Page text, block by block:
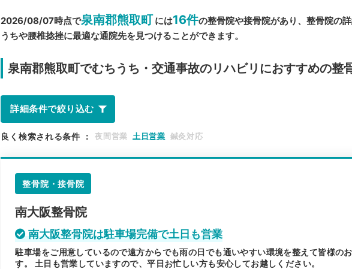
2026/08/07時点で泉南郡熊取町には16件の整骨院や接骨院があり、整骨院の
うちや腰椎捻挫に最適な通院先を見つけることができます。
泉南郡熊取町でむちうち・交通事故のリハビリにおすすめの整
詳細条件で絞り込む
良く検索される条件 ： 夜間営業 土日営業 鍼灸対応
整骨院・接骨院
南大阪整骨院
南大阪整骨院は駐車場完備で土日も営業
駐車場をご用意しているので遠方からでも雨の日でも通いやすい環境を整えて皆様の
す。 土日も営業していますので、平日お忙しい方も安心してお越しください。